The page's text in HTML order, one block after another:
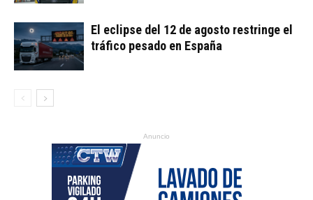
El eclipse del 12 de agosto restringe el
tráfico pesado en España
Anuncio